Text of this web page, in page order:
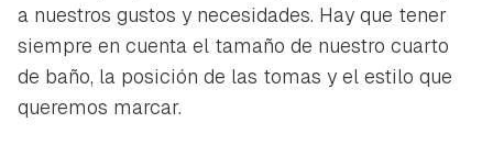
a nuestros gustos y necesidades. Hay que tener
siempre en cuenta el tamaño de nuestro cuarto
de baño, la posición de las tomas y el estilo que
queremos marcar.